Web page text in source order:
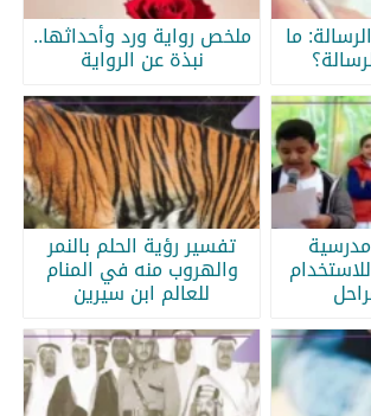
ما ملخص رواية ورد وأحداثها..
نبذة عن الرواية
تفسير رؤية الحلم بالنمر
والهروب منه في المنام
للعالم ابن سيرين